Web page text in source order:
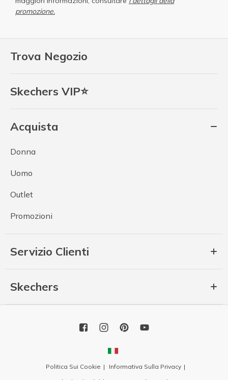
Trova Negozio
Skechers VIP⭐
Acquista
Donna
Uomo
Outlet
Promozioni
Servizio Clienti
Skechers
promozione.
Politica Sui Cookie
Informativa Sulla Privacy